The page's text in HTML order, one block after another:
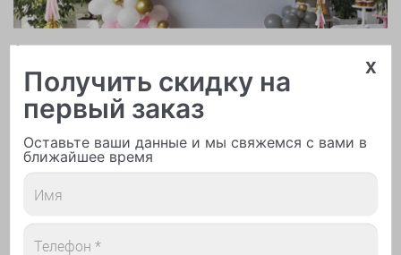
Арки и гирлянды из шаров
Надутие шаров гелием
x
Получить скидку на
первый заказ
Оставьте ваши данные и мы свяжемся с вами в
ближайшее время